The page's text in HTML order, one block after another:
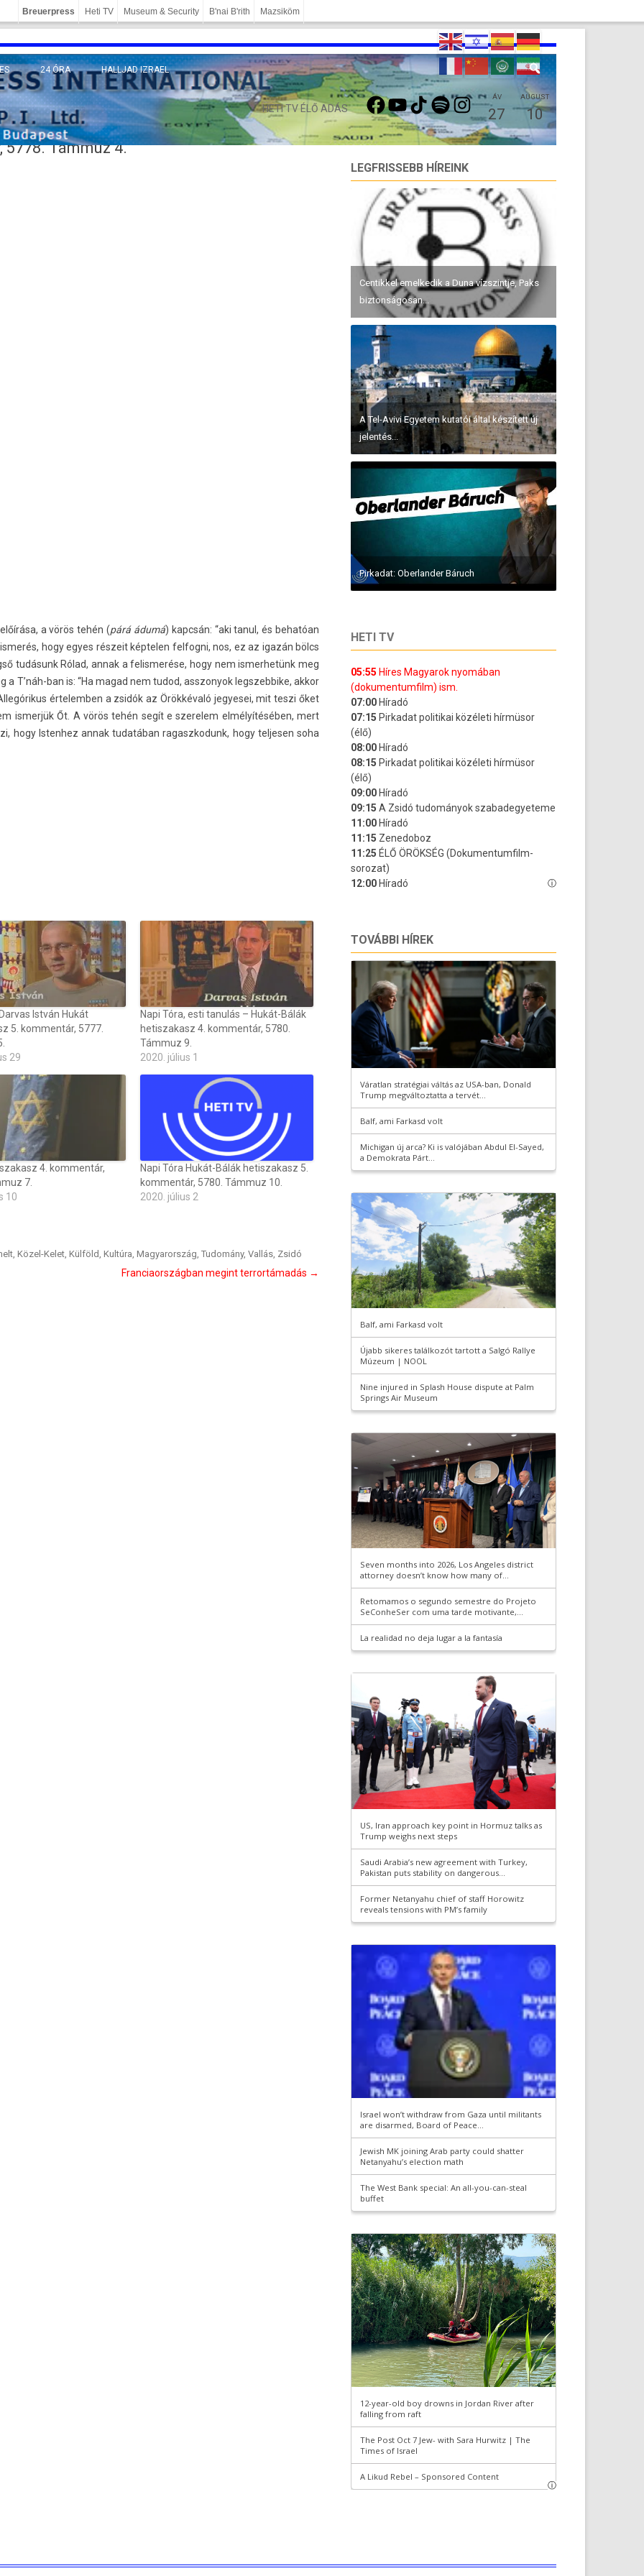
Breuerpress Heti TV Museum & Security B'nai B'rith Mazsiköm
24 ÓRA HALLJAD IZRAEL
HETI TV ÉLŐ ADÁS
FACEBOOKYOUTUBETIKTOKSPOTIFYINSTAGRAMÁV
27
AUGUST
10
Támmuz 4.
a vörös tehén (párá ádumá) kapcsán: “aki tanul, és behatóan
hogy egyes részeit kép­tel­en fel­fogni, nos, ez az igazán bölcs
tudásunk Rólad, annak a felis­merése, hogy nem is­merhetünk meg
T’náh-ban is: “Ha magad nem tudod, as­szonyok legszeb­bike, akkor
értelemb­en a zsidók az Örökkévaló jegyesei, mit teszi őket
is­merjük Őt. A vörös tehén segít e szerelem elmélyítésében, mert
hogy Is­tenhez annak tudatában ragaszkodunk, hogy tel­jes­en soha
István Hukát
5. kommentár, 5777.
29
Napi Tóra, esti tanulás – Hukát-Bálák
hetiszakasz 4. kommentár, 5780.
Támmuz 9.
2020. július 1
4. kommentár,
7.
10
Napi Tóra Hukát-Bálák hetiszakasz 5.
kommentár, 5780. Támmuz 10.
2020. július 2
, Közel-Kelet, Külföld, Kultúra, Magyarország, Tudomány, Vallás, Zsidó
Franciaországban megint terrortámadás →
LEGFRISSEBB HÍREINK
Centikkel emelkedik a Duna vízszintje, Paks
biztonságosan...
A Tel-Avivi Egyetem kutatói által készített új
jelentés...
Pirkadat: Oberlander Báruch
HETI TV
TOVÁBBI HÍREK